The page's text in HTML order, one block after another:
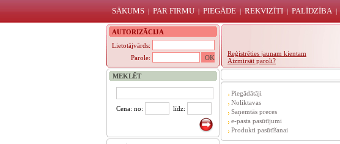
SĀKUMS | PAR FIRMU| PIEGĀDE | REKVIZĪTI | PALĪDZĪBA |
AUTORIZĀCIJA
Lietotājvārds:
Parole:
Reģistrēties jaunam kientam
Aizmirsāt paroli?
MEKLĒT
Cena: no: līdz:
Piegādātāji
Noliktavas
Saņemtās preces
e-pasta pasūtījumi
Produkti pasūtīšanai